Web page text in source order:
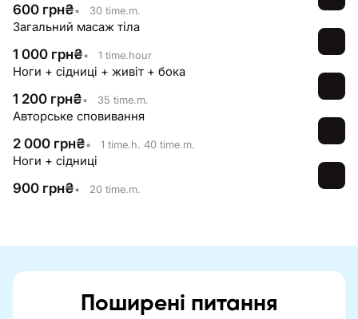
600 грн₴• 30 time.m.
Загальний масаж тіла
1 000 грн₴• 1 time.hour
Ноги + сідниці + живіт + бока
1 200 грн₴• 35 time.m.
Авторське сповивання
2 000 грн₴• 1 time.h. 40 time.m.
Ноги + сідниці
900 грн₴• 20 time.m.
Поширені питання